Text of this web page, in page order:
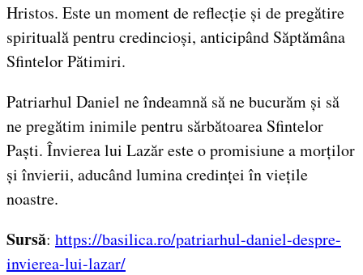
Hristos. Este un moment de reflecție și de pregătire
spirituală pentru credincioși, anticipând Săptămâna
Sfintelor Pătimiri.
Patriarhul Daniel ne îndeamnă să ne bucurăm și să
ne pregătim inimile pentru sărbătoarea Sfintelor
Paști. Învierea lui Lazăr este o promisiune a morților
și învierii, aducând lumina credinței în viețile
noastre.
Sursă: https://basilica.ro/patriarhul-daniel-despre-
invierea-lui-lazar/